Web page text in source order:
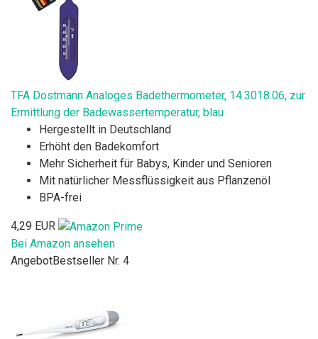
TFA Dostmann Analoges Badethermometer, 14.3018.06, zur
Ermittlung der Badewassertemperatur, blau
Hergestellt in Deutschland
Erhöht den Badekomfort
Mehr Sicherheit für Babys, Kinder und Senioren
Mit natürlicher Messflüssigkeit aus Pflanzenöl
BPA-frei
4,29 EUR
Bei Amazon ansehen
AngebotBestseller Nr. 4